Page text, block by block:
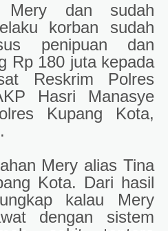
Mery dan sudah
korban sudah
penipuan dan
Rp 180 juta kepada
Reskrim Polres
Hasri Manasye
Kupang Kota,
Mery alias Tina
Kota. Dari hasil
kalau Mery
dengan sistem